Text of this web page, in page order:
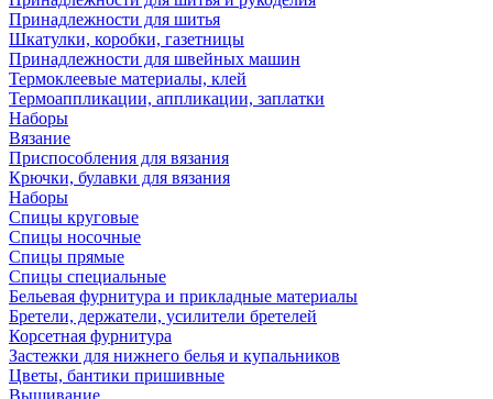
Принадлежности для шитья
Шкатулки, коробки, газетницы
Принадлежности для швейных машин
Термоклеевые материалы, клей
Термоаппликации, аппликации, заплатки
Наборы
Вязание
Приспособления для вязания
Крючки, булавки для вязания
Наборы
Спицы круговые
Спицы носочные
Спицы прямые
Спицы специальные
Бельевая фурнитура и прикладные материалы
Бретели, держатели, усилители бретелей
Корсетная фурнитура
Застежки для нижнего белья и купальников
Цветы, бантики пришивные
Вышивание